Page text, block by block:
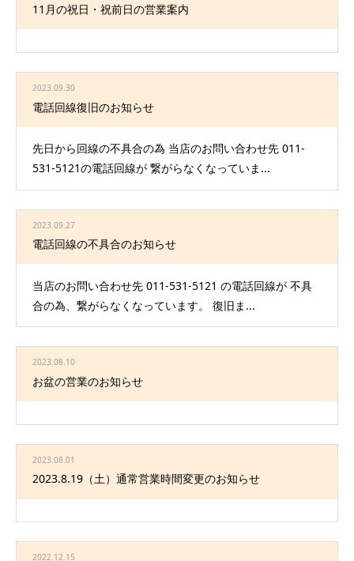
11月の祝日・祝前日の営業案内
2023.09.30
電話回線復旧のお知らせ
先日から回線の不具合の為 当店のお問い合わせ先 011-
531-5121の電話回線が 繋がらなくなっていま...
2023.09.27
電話回線の不具合のお知らせ
当店のお問い合わせ先 011-531-5121 の電話回線が 不具
合の為、繋がらなくなっています。 復旧ま...
2023.08.10
お盆の営業のお知らせ
2023.08.01
2023.8.19（土）通常営業時間変更のお知らせ
2022.12.15